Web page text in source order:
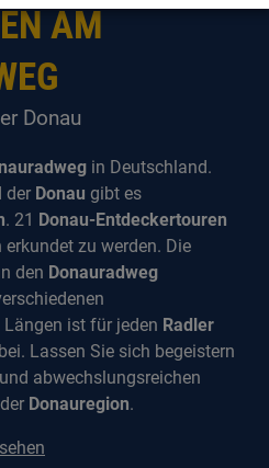
AM
Donau
in Deutschland.
der Donau gibt es
. 21 Donau-Entdeckertouren
zu werden. Die
den Donauradweg
ist für jeden Radler
Lassen Sie sich begeistern
abwechslungsreichen
Donauregion.